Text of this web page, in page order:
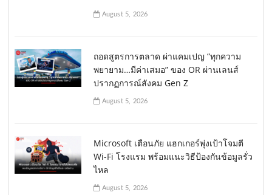
August 5, 2026
ถอดสูตรการตลาด ผ่าแคมเปญ “ทุกความ
พยายาม…มีค่าเสมอ” ของ OR ผ่านเลนส์
ปรากฏการณ์สังคม Gen Z
August 5, 2026
Microsoft เตือนภัย แฮกเกอร์พุ่งเป้าโจมตี
Wi-Fi โรงแรม พร้อมแนะวิธีป้องกันข้อมูลรั่ว
ไหล
August 5, 2026